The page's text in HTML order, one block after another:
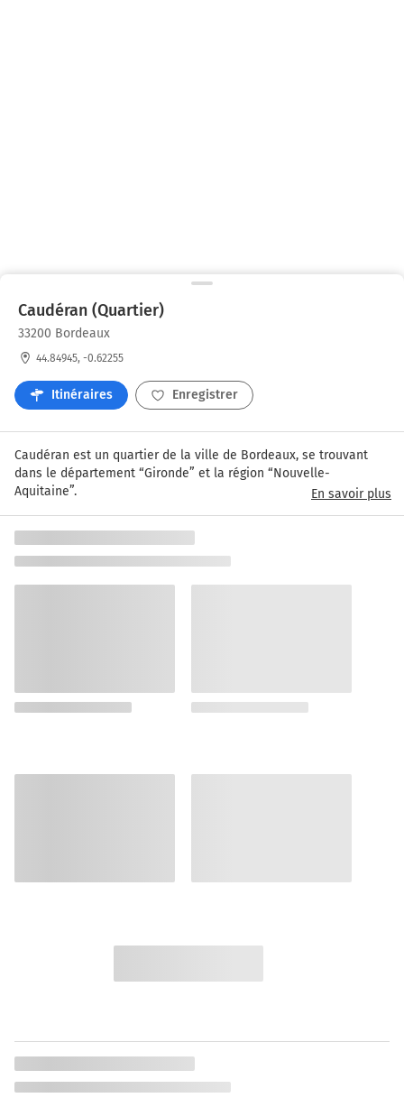
Caudéran (Quartier)
33200 Bordeaux
44.84945, -0.62255
Itinéraires Enregistrer
Caudéran est un quartier de la ville de Bordeaux, se trouvant
dans le département “Gironde” et la région “Nouvelle-
Aquitaine”.
En savoir plus